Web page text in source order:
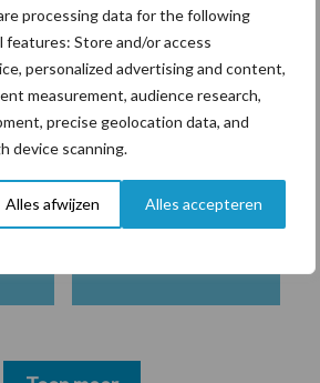
processing data for the following
features: Store and/or access
personalized advertising and content,
measurement, audience research,
precise geolocation data, and
device scanning.
Alles afwijzen Alles accepteren
Bemesting Fokkerij